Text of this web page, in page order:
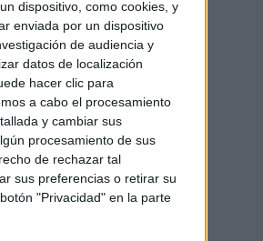
dispositivo, como cookies, y
enviada por un dispositivo
de audiencia y
datos de localización
hacer clic para
a cabo el procesamiento
y cambiar sus
procesamiento de sus
de rechazar tal
sus preferencias o retirar su
"Privacidad" en la parte